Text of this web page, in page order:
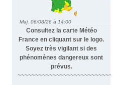
Consultez la carte Météo
France en cliquant sur le logo.
Soyez très vigilant si des
phénomènes dangereux sont
prévus.
~~~~~~~~~~~~~~~~~~~~~~~~~~~~